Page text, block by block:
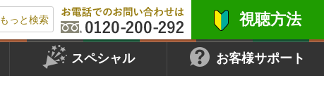
もっと検索 視聴方法
スペシャル お客様サポート